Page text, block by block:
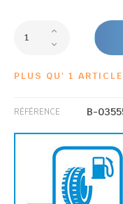
PLUS QU' 1
RÉFÉRENCE B-